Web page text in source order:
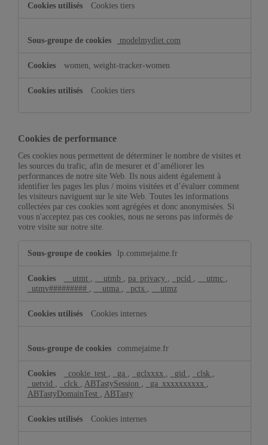
Cookies tiers
modelmydiet.com
women, weight-tracker-women
Cookies tiers
Cookies de performance
Ces cookies nous permettent de déterminer le nombre de visites et
les sources du trafic, afin de mesurer et d’améliorer les
performances de notre site Web. Ils nous aident également à
identifier les pages les plus / moins visitées et d’évaluer comment
les visiteurs naviguent sur le site Web. Toutes les informations
collectées par ces cookies sont agrégées et donc anonymisées. Si
vous n'acceptez pas ces cookies, nous ne serons pas informés de
votre visite sur notre site.
lp.commejaime.fr
__utmt __utmb pa_privacy _pcid __utmc
_utmv#########
__utma _pctx __utmz
Cookies internes
commejaime.fr
_cookie_test _ga _gclxxxx _gid _clsk
_uetvid
_clck ABTastySession _ga_xxxxxxxxxx
ABTastyDomainTest
ABTasty
Cookies internes